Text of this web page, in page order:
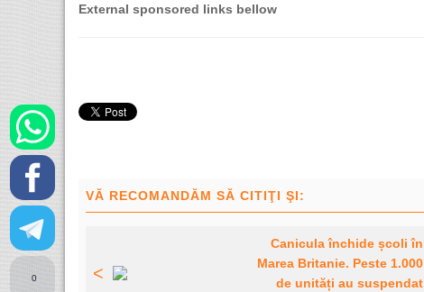
External sponsored links bellow
0
VĂ RECOMANDĂM SĂ CITIŢI ŞI:
<
Canicula închide școli în
Marea Britanie. Peste 1.000
de unități au suspendat